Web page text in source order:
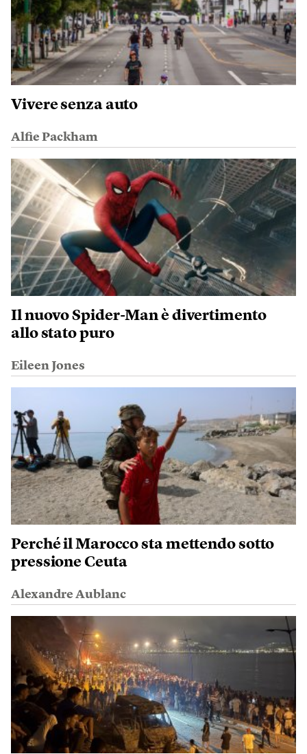
Vivere senza auto
Alfie Packham
Il nuovo Spider-Man è divertimento
allo stato puro
Eileen Jones
Perché il Marocco sta mettendo sotto
pressione Ceuta
Alexandre Aublanc